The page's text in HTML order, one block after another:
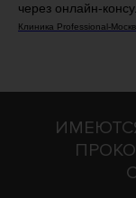
через онлайн-
Клиника Professional-